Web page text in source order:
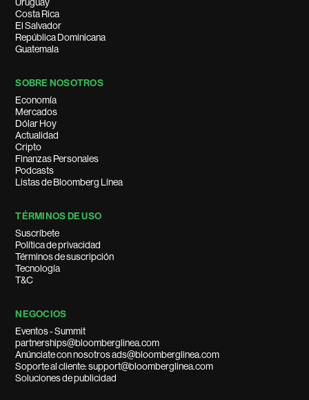
Costa Rica
El Salvador
República Dominicana
Guatemala
SOBRE NOSOTROS
Economía
Mercados
Dólar Hoy
Actualidad
Cripto
Finanzas Personales
Podcasts
Listas de Bloomberg Línea
TÉRMINOS DE USO
Suscríbete
Política de privacidad
Términos de suscripción
Tecnología
T&C
NEGOCIOS
Eventos - Summit
partnerships@bloomberglinea.com
Anúnciate con nosotros ads@bloomberglinea.com
Soporte al cliente: support@bloomberglinea.com
Soluciones de publicidad